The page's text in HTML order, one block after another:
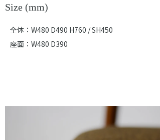
Size (mm)
全体：W480 D490 H760 / SH450
座面：W480 D390